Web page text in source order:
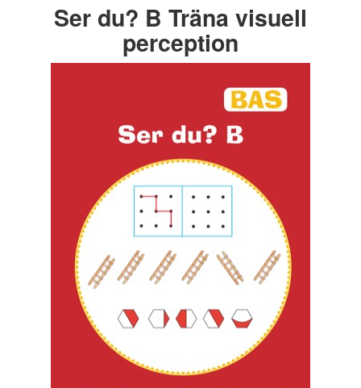
Ser du? B Träna visuell
perception